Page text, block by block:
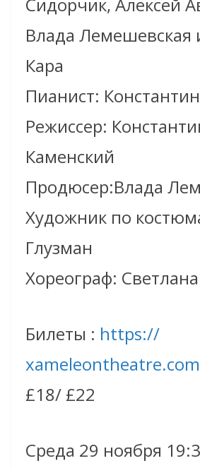
Сидорчик, Алексей
Влада Лемешевская
Кара
Пианист:
Режиссер:
Каменский
Продюсер:Влада
Художник по
Глузман
Хореограф:
Билеты : https://
£18/ £22
Среда 29 ноября